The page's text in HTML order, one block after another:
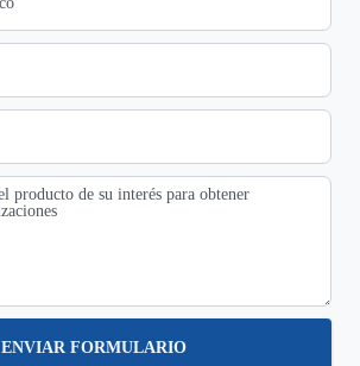
ENVIAR FORMULARIO